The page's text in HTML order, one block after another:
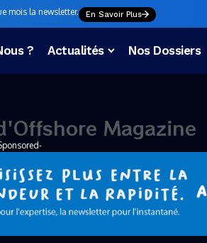
mois la newsletter. En Savoir Plus
? Actualités Nos Dossiers
v d'Offshore Magazine